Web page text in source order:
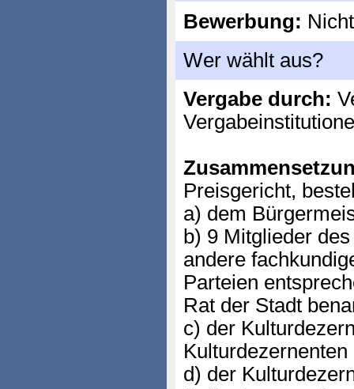
Bewerbung:
Wer wählt aus?
Vergabe durch:
Preisgericht,
a) dem
b) 9 Mitglieder
andere
Parteien
Rat der Stadt
c) der
d) der